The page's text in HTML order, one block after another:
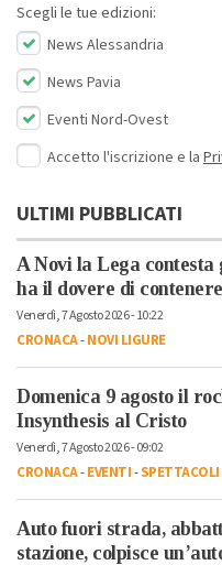
Scegli le tue edizioni:
News Alessandria
News Pavia
Eventi Nord-Ovest
Accetto l'iscrizione e la
ULTIMI PUBBLICATI
A Novi la Lega
ha il dovere di
Venerdì, 7 Agosto 2026 - 10:22
CRONACA-NOVI LIGURE
Domenica 9 agosto il
Insynthesis al Cristo
Venerdì, 7 Agosto 2026 - 09:02
CRONACA-EVENTI-SPETTACOLI
Auto fuori strada,
stazione, colpisce